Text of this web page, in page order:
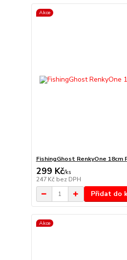
Akce
FishingGhost RenkyOne 18cm
299 Kč/ks
247 Kč bez DPH
Přidat do
Akce